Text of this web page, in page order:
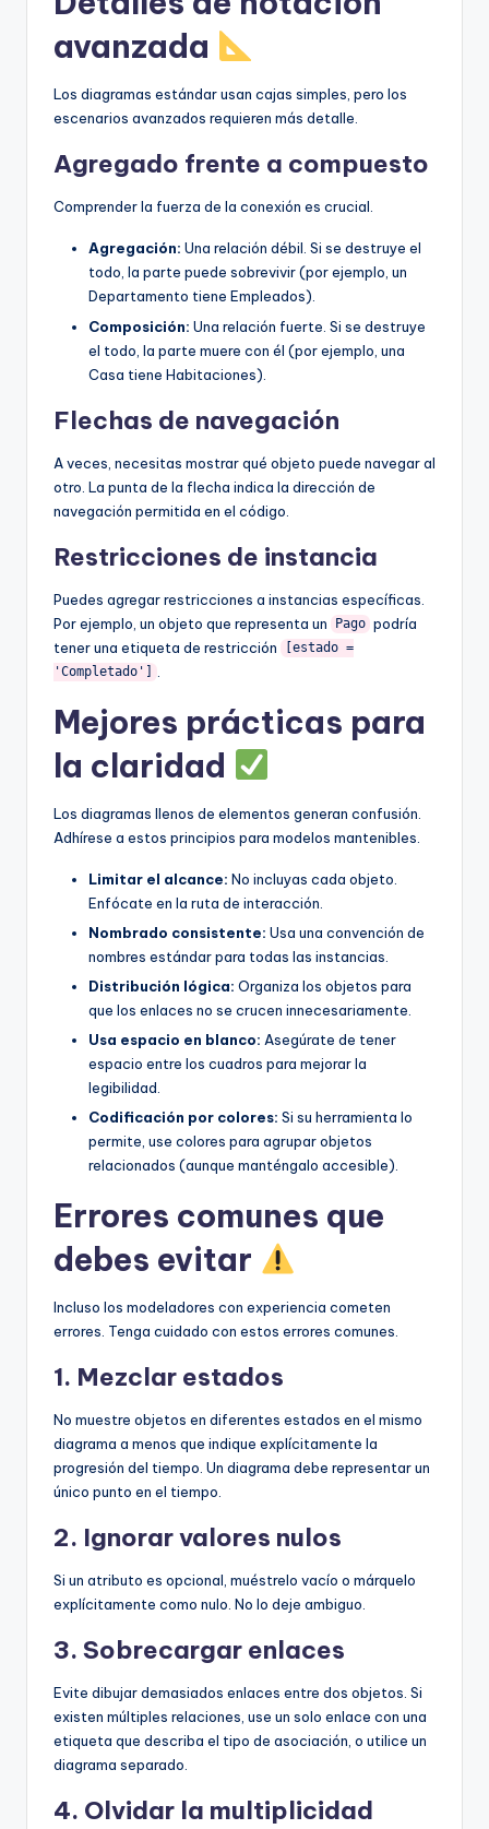
avanzada
Los diagramas estándar usan cajas simples, pero los
escenarios avanzados requieren más detalle.
Agregado frente a compuesto
Comprender la fuerza de la conexión es crucial.
Agregación: Una relación débil. Si se destruye el
todo, la parte puede sobrevivir (por ejemplo, un
Departamento tiene Empleados).
Composición: Una relación fuerte. Si se destruye
el todo, la parte muere con él (por ejemplo, una
Casa tiene Habitaciones).
Flechas de navegación
A veces, necesitas mostrar qué objeto puede navegar al
otro. La punta de la flecha indica la dirección de
navegación permitida en el código.
Restricciones de instancia
Puedes agregar restricciones a instancias específicas.
Por ejemplo, un objeto que representa un
Pago podría
tener una etiqueta de restricción
[estado =
'Completado']
Mejores prácticas para
la claridad
Los diagramas llenos de elementos generan confusión.
Adhírese a estos principios para modelos mantenibles.
Limitar el alcance: No incluyas cada objeto.
Enfócate en la ruta de interacción.
Nombrado consistente: Usa una convención de
nombres estándar para todas las instancias.
Distribución lógica: Organiza los objetos para
que los enlaces no se crucen innecesariamente.
Usa espacio en blanco: Asegúrate de tener
espacio entre los cuadros para mejorar la
legibilidad.
Codificación por colores: Si su herramienta lo
permite, use colores para agrupar objetos
relacionados (aunque manténgalo accesible).
Errores comunes que
debes evitar
Incluso los modeladores con experiencia cometen
errores. Tenga cuidado con estos errores comunes.
1. Mezclar estados
No muestre objetos en diferentes estados en el mismo
diagrama a menos que indique explícitamente la
progresión del tiempo. Un diagrama debe representar un
único punto en el tiempo.
2. Ignorar valores nulos
Si un atributo es opcional, muéstrelo vacío o márquelo
explícitamente como nulo. No lo deje ambiguo.
3. Sobrecargar enlaces
Evite dibujar demasiados enlaces entre dos objetos. Si
existen múltiples relaciones, use un solo enlace con una
etiqueta que describa el tipo de asociación, o utilice un
diagrama separado.
4. Olvidar la multiplicidad